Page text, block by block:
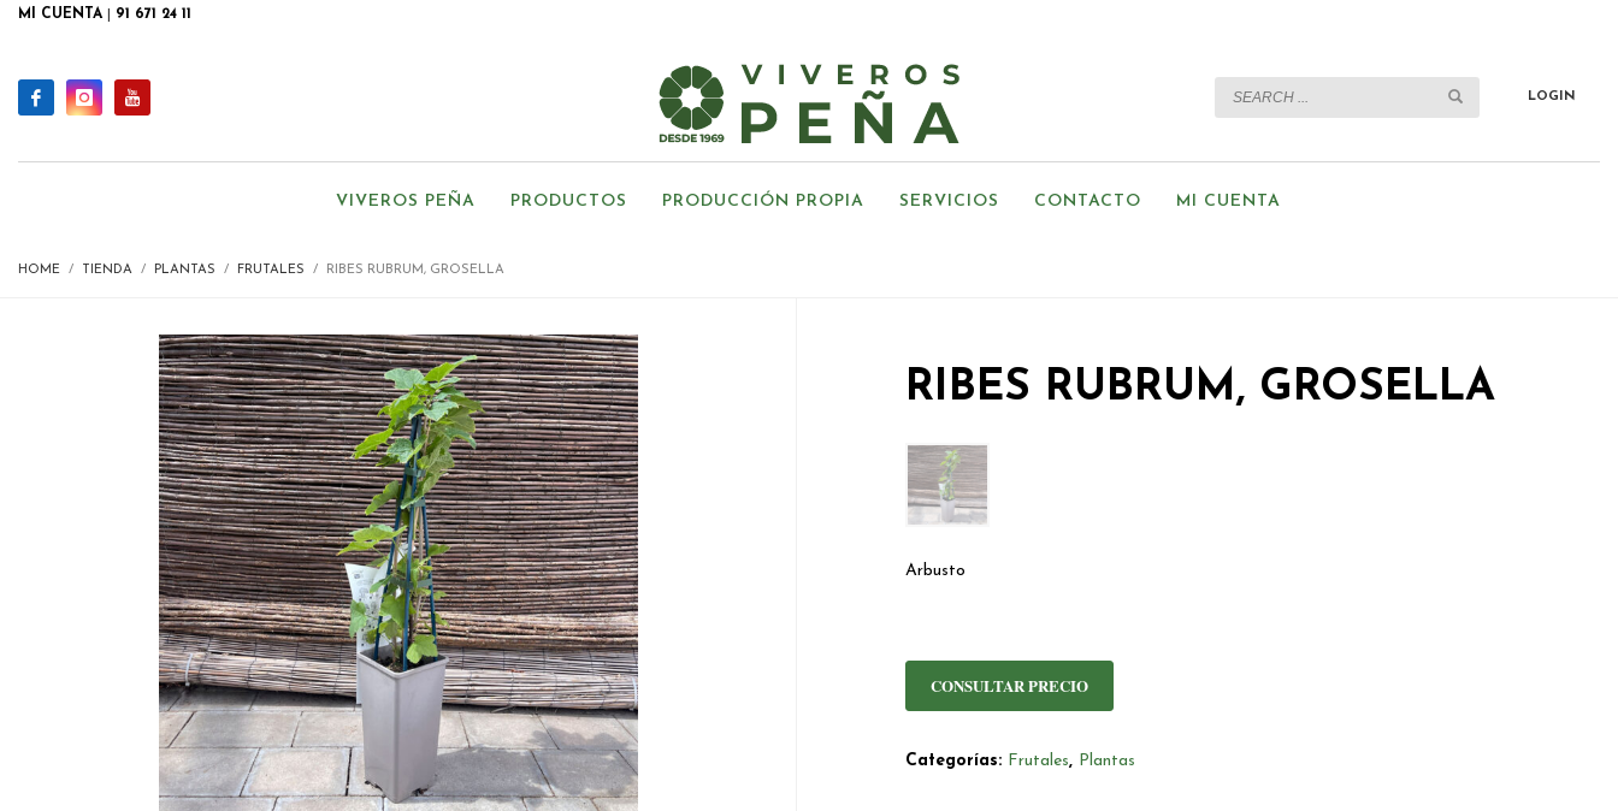
MI CUENTA 91 671 24 11
LOGIN
VIVEROS PEÑA PRODUCTOS PRODUCCIÓN PROPIA SERVICIOS CONTACTO MI CUENTA
HOME TIENDA PLANTAS FRUTALES RIBES RUBRUM, GROSELLA
RIBES RUBRUM, GROSELLA
Arbusto
CONSULTAR PRECIO
Categorías: Frutales, Plantas